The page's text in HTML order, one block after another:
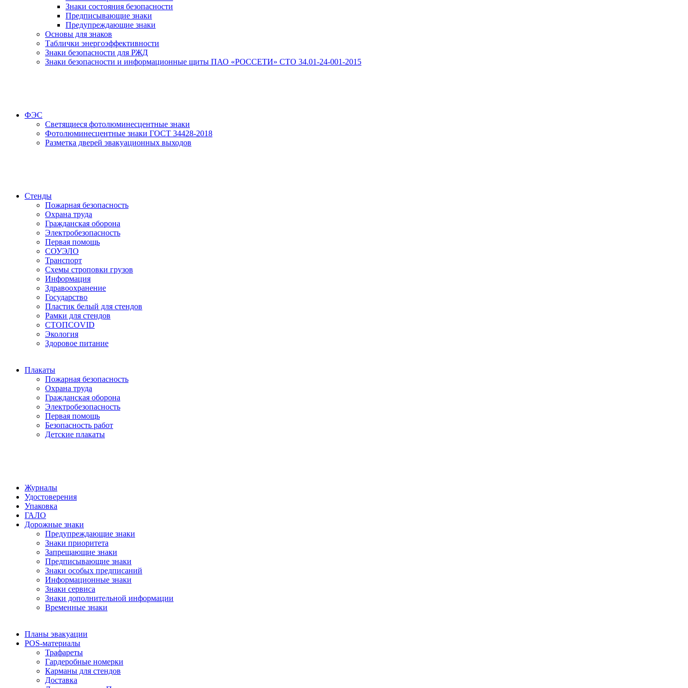
Знаки состояния безопасности
Предписывающие знаки
Предупреждающие знаки
Основы для знаков
Таблички энергоэффективности
Знаки безопасности для РЖД
Знаки безопасности и информационные щиты ПАО «РОССЕТИ» СТО 34.01-24-001-2015
ФЭС
Светящиеся фотолюминесцентные знаки
Фотолюминесцентные знаки ГОСТ 34428-2018
Разметка дверей эвакуационных выходов
Стенды
Пожарная безопасность
Охрана труда
Гражданская оборона
Электробезопасность
Первая помощь
СОУЭЛО
Транспорт
Схемы строповки грузов
Информация
Здравоохранение
Государство
Пластик белый для стендов
Рамки для стендов
СТОПCOVID
Экология
Здоровое питание
Плакаты
Пожарная безопасность
Охрана труда
Гражданская оборона
Электробезопасность
Первая помощь
Безопасность работ
Детские плакаты
Журналы
Удостоверения
Упаковка
ГАЛО
Дорожные знаки
Предупреждающие знаки
Знаки приоритета
Запрещающие знаки
Предписывающие знаки
Знаки особых предписаний
Информационные знаки
Знаки сервиса
Знаки дополнительной информации
Временные знаки
Планы эвакуации
POS-материалы
Трафареты
Гардеробные номерки
Карманы для стендов
Доставка